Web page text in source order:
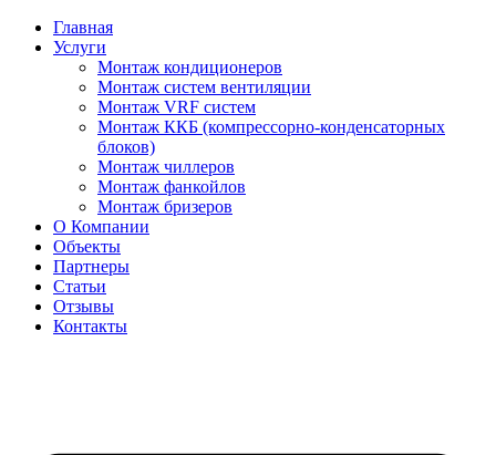
Главная
Услуги
Монтаж кондиционеров
Монтаж cистем вентиляции
Монтаж VRF систем
Монтаж ККБ (компрессорно-конденсаторных
блоков)
Монтаж чиллеров
Монтаж фанкойлов
Монтаж бризеров
О Компании
Объекты
Партнеры
Статьи
Отзывы
Контакты